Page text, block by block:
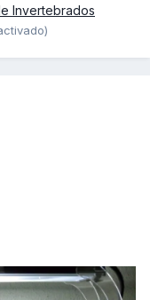
Invertebrados